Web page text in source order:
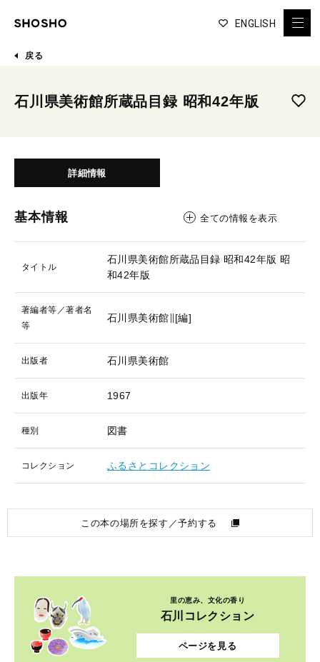
ENGLISH
戻る
石川県美術館所蔵品目録 昭和42年版
詳細情報
基本情報 全ての情報を表示
タイトル
石川県美術館所蔵品目録 昭和42年版 昭
和42年版
著編者等／著者名
等
石川県美術館∥[編]
出版者 石川県美術館
出版年 1967
種別 図書
コレクション ふるさとコレクション
この本の場所を探す／予約する
里の恵み、文化の香り
石川コレクション
ページを見る